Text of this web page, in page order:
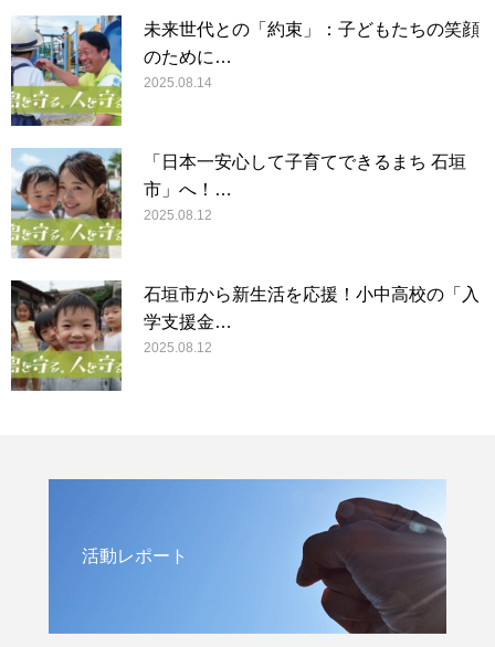
未来世代との「約束」：子どもたちの笑顔
のために…
2025.08.14
「日本一安心して子育てできるまち 石垣
市」へ！…
2025.08.12
石垣市から新生活を応援！小中高校の「入
学支援金…
2025.08.12
活動レポート